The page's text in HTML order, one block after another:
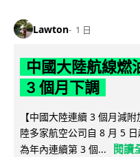
Lawton 1 日
中國大陸航線燃
3 個月下調
【中國大陸連續 3 個月減
陸多家航空公司自 8 月 5
為年內連續第 3 個...
閱讀